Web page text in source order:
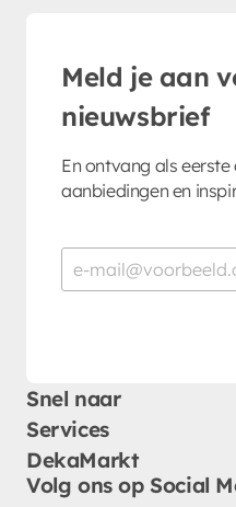
Meld je aan
nieuwsbrief
En ontvang als
aanbiedingen en
Snel naar
Services
DekaMarkt
Volg ons op Social